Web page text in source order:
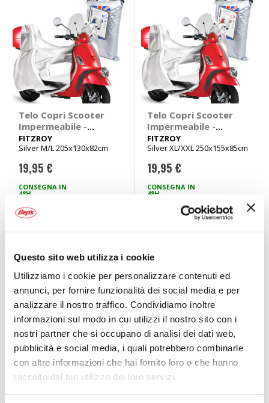
Questo sito web utilizza i cookie
Utilizziamo i cookie per personalizzare contenuti ed
annunci, per fornire funzionalità dei social media e per
analizzare il nostro traffico. Condividiamo inoltre
informazioni sul modo in cui utilizzi il nostro sito con i
nostri partner che si occupano di analisi dei dati web,
pubblicità e social media, i quali potrebbero combinarle
con altre informazioni che hai fornito loro o che hanno
raccolto dal tuo utilizzo dei loro servizi.
Telo Copri Scooter
Impermeabile -
FITZROY
FITZROY
Silver M/L 205x130x82cm
19,95 €
CONSEGNA IN
48H
Telo Copri Scooter
Impermeabile -
FITZROY
FITZROY
Silver XL/XXL 250x155x85cm
19,95 €
CONSEGNA IN
48H
potrai trovare un’ampia gamma di prodotti per soddisfare
periodi più freddi non puoi fare a meno delle manopole
riscaldate motooscooter , nel caso di pioggia icoprisella
impermeabilie icoprigambeti consentiranno di guidare
all’asciutto e non rovinare la tua moto o scooter, leborse
motoe lereti ferma bagaglisono l’ideale per i tuoi lunghi
viaggi. Per la protezione delle tue due ruote all’esterno iteli
coprimoto
ti garantiscono la massima protezione dalle